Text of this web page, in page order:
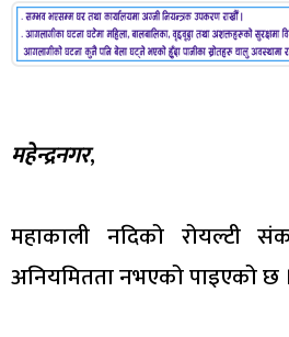
महेन्द्रनगर,
महाकाली नदिको रोयल्टी
अनियमितता नभएको पाइएको छ ।